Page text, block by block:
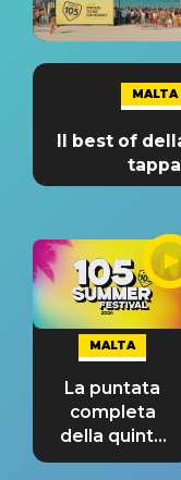
MALTA
Il best of
tappa
MALTA
La puntata
completa
della quinta
tappa